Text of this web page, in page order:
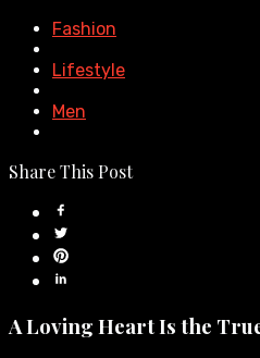
Fashion
Lifestyle
Men
Share This Post
A Loving Heart Is the